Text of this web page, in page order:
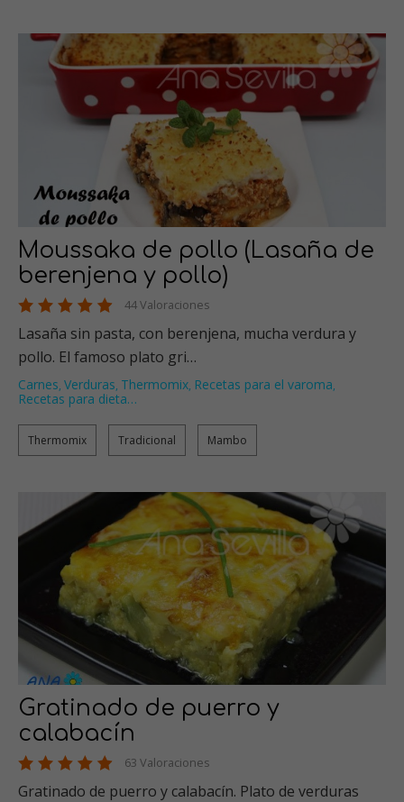
Moussaka de pollo (Lasaña de
berenjena y pollo)
44 Valoraciones
Lasaña sin pasta, con berenjena, mucha verdura y
pollo. El famoso plato gri…
Carnes, Verduras, Thermomix, Recetas para el varoma,
Recetas para dieta…
Thermomix Tradicional Mambo
Gratinado de puerro y
calabacín
63 Valoraciones
Gratinado de puerro y calabacín. Plato de verduras